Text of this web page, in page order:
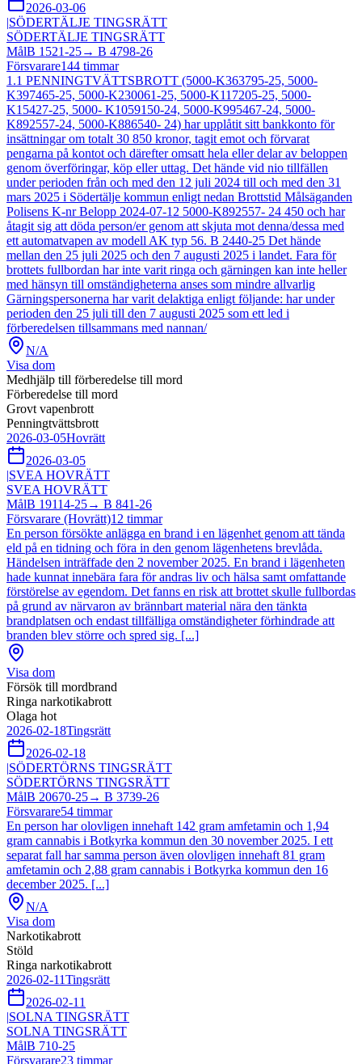
2026-03-06
|SÖDERTÄLJE TINGSRÄTT
SÖDERTÄLJE TINGSRÄTT
MålB 1521-25→ B 4798-26
Försvarare144 timmar
1.1 PENNINGTVÄTTSBROTT (5000-K363795-25, 5000-
K397465-25, 5000-K230061-25, 5000-K117205-25, 5000-
K15427-25, 5000- K1059150-24, 5000-K995467-24, 5000-
K892557-24, 5000-K886540- 24) har upplåtit sitt bankkonto för
insättningar om totalt 30 850 kronor, tagit emot och förvarat
pengarna på kontot och därefter omsatt hela eller delar av beloppen
genom överföringar, köp eller uttag. Det hände vid nio tillfällen
under perioden från och med den 12 juli 2024 till och med den 31
mars 2025 i Södertälje kommun enligt nedan Brottstid Målsäganden
Polisens K-nr Belopp 2024-07-12 5000-K892557- 24 450 och har
åtagit sig att döda person/er genom att skjuta mot denna/dessa med
ett automatvapen av modell AK typ 56. B 2440-25 Det hände
mellan den 25 juli 2025 och den 7 augusti 2025 i landet. Fara för
brottets fullbordan har inte varit ringa och gärningen kan inte heller
med hänsyn till omständigheterna anses som mindre allvarlig
Gärningspersonerna har varit delaktiga enligt följande: har under
perioden den 25 juli till den 7 augusti 2025 som ett led i
förberedelsen tillsammans med nannan/
N/A
Visa dom
Medhjälp till förberedelse till mord
Förberedelse till mord
Grovt vapenbrott
Penningtvättsbrott
2026-03-05Hovrätt
2026-03-05
|SVEA HOVRÄTT
SVEA HOVRÄTT
MålB 19114-25→ B 841-26
Försvarare (Hovrätt)12 timmar
En person försökte anlägga en brand i en lägenhet genom att tända
eld på en tidning och föra in den genom lägenhetens brevlåda.
Händelsen inträffade den 2 november 2025. En brand i lägenheten
hade kunnat innebära fara för andras liv och hälsa samt omfattande
förstörelse av egendom. Det fanns en risk att brottet skulle fullbordas
på grund av närvaron av brännbart material nära den tänkta
brandplatsen och endast tillfälliga omständigheter förhindrade att
branden blev större och spred sig. [...]
Visa dom
Försök till mordbrand
Ringa narkotikabrott
Olaga hot
2026-02-18Tingsrätt
2026-02-18
|SÖDERTÖRNS TINGSRÄTT
SÖDERTÖRNS TINGSRÄTT
MålB 20670-25→ B 3739-26
Försvarare54 timmar
En person har olovligen innehaft 142 gram amfetamin och 1,94
gram cannabis i Botkyrka kommun den 30 november 2025. I ett
separat fall har samma person även olovligen innehaft 81 gram
amfetamin och 2,88 gram cannabis i Botkyrka kommun den 16
december 2025. [...]
N/A
Visa dom
Narkotikabrott
Stöld
Ringa narkotikabrott
2026-02-11Tingsrätt
2026-02-11
|SOLNA TINGSRÄTT
SOLNA TINGSRÄTT
MålB 710-25
Försvarare23 timmar